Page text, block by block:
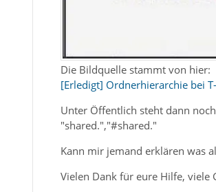
Die Bildquelle stammt von hier:
[Erledigt] Ordnerhierarchie bei
Unter Öffentlich steht dann
"shared.","#shared."
Kann mir jemand erklären was
Vielen Dank für eure Hilfe, viele